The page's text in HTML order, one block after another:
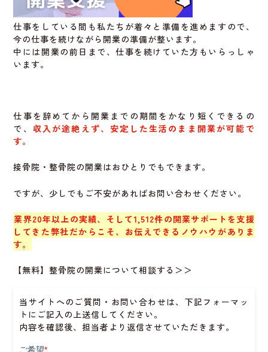
仕事をしている間も私たちが着々と準備を進めますので、
今の仕事を続けながら開業の準備が整います。
中には開業の前日まで、仕事を続けていた方もいらっしゃ
います。
仕事を辞めてから開業までの期間をかなり短くできるの
で、 収入が途絶えず、安定した生活のまま開業が可能で
す。
接骨院・整骨院の開業はおひとりでもできます。
ですが、少しでもご不安があればお問い合わせください。
業界20年以上の実績、そして1,512件の開業サポートを支援
してきた弊社だからこそ、お伝えできるノウハウがありま
す。
【無料】整骨院の開業について相談する＞＞
当サイトへのご質問・お問い合わせは、下記フォーマッ
トにご記入の上送信してください。
内容を確認後、担当者より返信させていただきます。